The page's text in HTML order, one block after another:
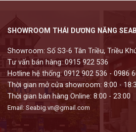
SHOWROOM THÁI DƯƠNG NĂNG
Showroom: Số S3-6 Tân Triều, Triều
Tư vấn bán hàng: 0915 922 536
Hotline hệ thống: 0912 902 536 - 0986
Thời gian mở cửa showroom: 8:00 -
Thời gian bán hàng Online: 8:00 - 23:00
Email: Seabig.vn@gmail.com